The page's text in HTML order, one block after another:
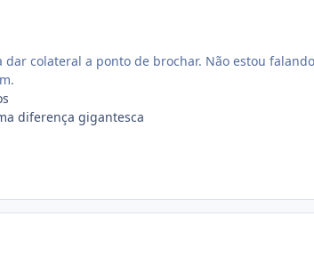
colateral a ponto de brochar. Não estou
diferença gigantesca